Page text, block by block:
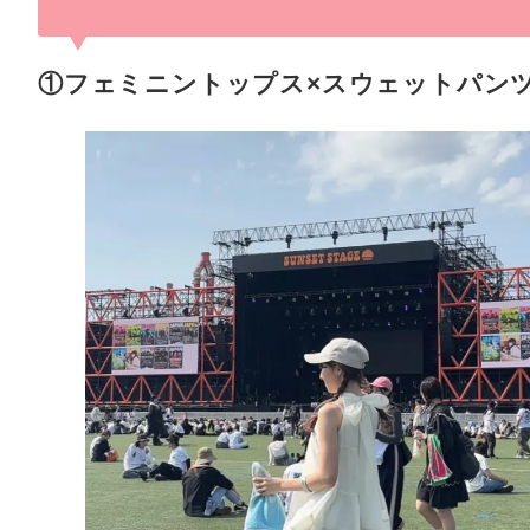
①フェミニントップス×スウェットパン